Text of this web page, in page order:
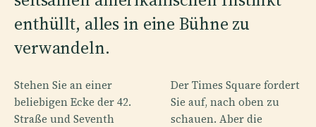
enthüllt, alles in eine Bühne zu
verwandeln.
Stehen Sie an einer
beliebigen Ecke der 42.
Straße und Seventh
Der Times Square fordert
Sie auf, nach oben zu
schauen. Aber die